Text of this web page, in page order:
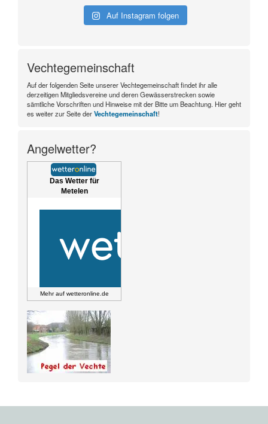
Auf Instagram folgen
Vechtegemeinschaft
Auf der folgenden Seite unserer Vechtegemeinschaft findet ihr alle
derzeitigen Mitgliedsvereine und deren Gewässerstrecken sowie
sämtliche Vorschriften und Hinweise mit der Bitte um Beachtung. Hier geht
es weiter zur Seite derVechtegemeinschaft!
Angelwetter?
Das Wetter für
Metelen
Mehr auf wetteronline.de